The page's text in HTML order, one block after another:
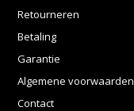
Retourneren
Betaling
Garantie
Algemene voorwaarden
Contact